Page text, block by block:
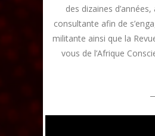
des dizaines
consultante afin de
militante ainsi que la
vous de l’Afrique